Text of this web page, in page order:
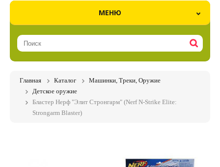
МЕНЮ
Главная Каталог
Машинки, Треки, Оружие
Детское оружие
Бластер Нерф "Элит Стронгарм" (Nerf N-Strike Elite:
Strongarm Blaster)